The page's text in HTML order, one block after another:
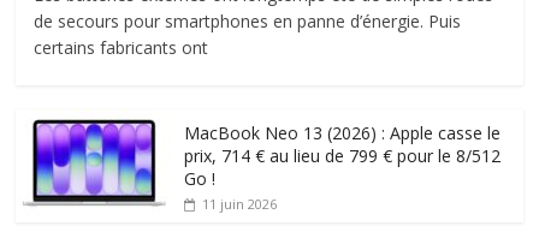
de secours pour smartphones en panne d’énergie. Puis
certains fabricants ont
MacBook Neo 13 (2026) : Apple casse le
prix, 714 € au lieu de 799 € pour le 8/512
Go !
11 juin 2026